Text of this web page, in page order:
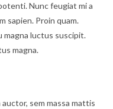
Nunc feugiat mi a
sapien. Proin quam.
magna luctus suscipit.
magna.
sem massa mattis